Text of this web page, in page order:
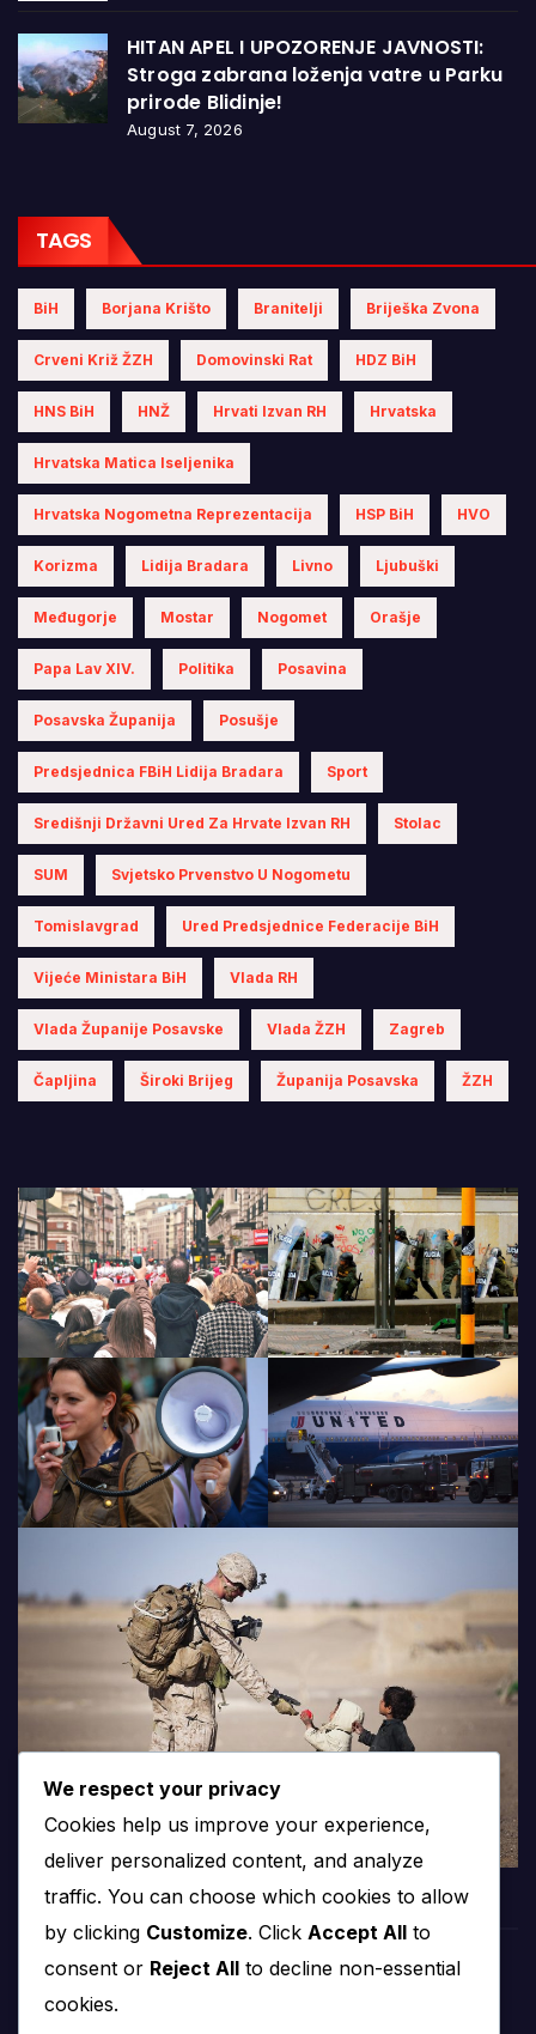
HITAN APEL I UPOZORENJE JAVNOSTI:
Stroga zabrana loženja vatre u Parku
prirode Blidinje!
August 7, 2026
TAGS
BiH Borjana Krišto Branitelji Briješka Zvona
Crveni Križ ŽZH Domovinski Rat HDZ BiH
HNS BiH HNŽ Hrvati Izvan RH Hrvatska
Hrvatska Matica Iseljenika
Hrvatska Nogometna Reprezentacija HSP BiH HVO
Korizma Lidija Bradara Livno Ljubuški
Međugorje Mostar Nogomet Orašje
Papa Lav XIV. Politika Posavina
Posavska Županija Posušje
Predsjednica FBiH Lidija Bradara Sport
Središnji Državni Ured Za Hrvate Izvan RH Stolac
SUM Svjetsko Prvenstvo U Nogometu
Tomislavgrad Ured Predsjednice Federacije BiH
Vijeće Ministara BiH Vlada RH
Vlada Županije Posavske Vlada ŽZH Zagreb
Čapljina Široki Brijeg Županija Posavska ŽZH
We respect your privacy
Cookies help us improve your experience,
deliver personalized content, and analyze
traffic. You can choose which cookies to allow
by clicking Customize. Click Accept All to
consent or Reject All to decline non-essential
cookies.